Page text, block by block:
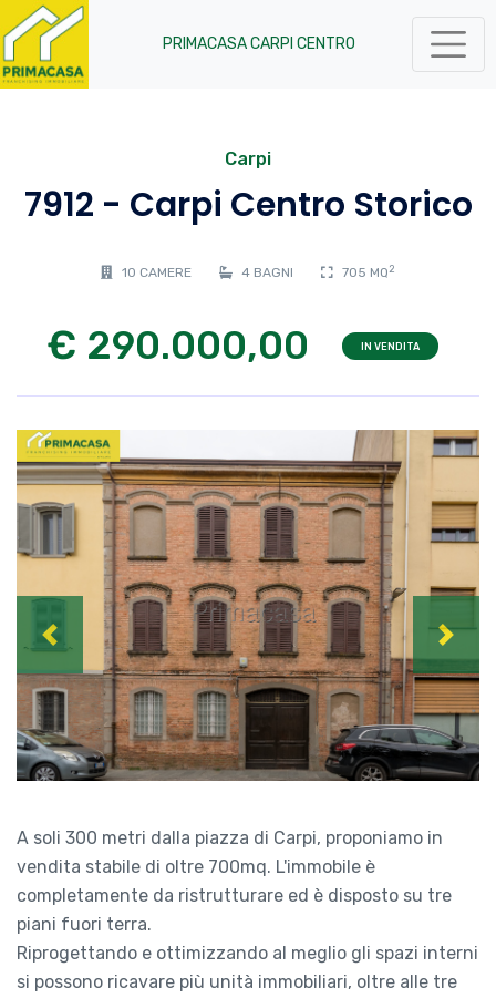
PRIMACASA CARPI CENTRO
Carpi
7912 - Carpi Centro Storico
10 CAMERE 4 BAGNI 705 MQ 2
€ 290.000,00 IN VENDITA
Previous Next
A soli 300 metri dalla piazza di Carpi, proponiamo in
vendita stabile di oltre 700mq. L'immobile è
completamente da ristrutturare ed è disposto su tre
piani fuori terra.
Riprogettando e ottimizzando al meglio gli spazi interni
si possono ricavare più unità immobiliari, oltre alle tre